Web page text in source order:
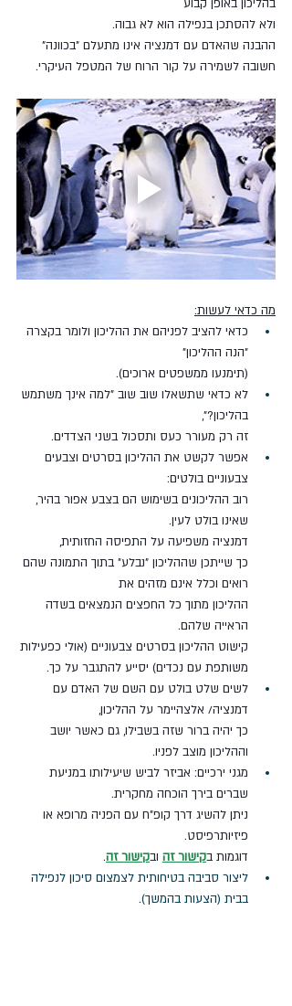
בהליכון באופן קבוע
ולא להסתכן בנפילה הוא לא גבוה.
ההבנה שהאדם עם דמנציה אינו מתעלם "בכוונה"
חשובה לשמירה על קור הרוח של המטפל העיקרי.
מה כדאי לעשות:
כדאי להציב לפניהם את ההליכון ולומר בקצרה
"הנה ההליכון"
(תימנעו ממשפטים ארוכים).
לא כדאי שתשאלו שוב שוב "למה אינך משתמש
בהליכון?",
זה רק מעורר כעס ותסכול בשני הצדדים.
אפשר לקשט את ההליכון בסרטים וצבעים
צבעוניים בולטים:
רוב ההליכונים בשימוש הם בצבע אפור בהיר,
שאינו בולט לעין.
דמנציה משפיעה על התפיסה החזותית,
כך שייתכן שההליכון "נבלע" בתוך התמונה שהם
רואים וכלל אינם מזהים את
ההליכון מתוך כל החפצים הנמצאים בשדה
הראייה שלהם.
קישוט ההליכון בסרטים צבעוניים (אולי כפעילות
משותפת עם נכדים) יסייע להתגבר על כך.
לשים שלט בולט עם השם של האדם עם
דמנציה/ אלצהיימר על ההליכון,
כך יהיה ברור שזה בשבילו, גם כאשר יושב
וההליכון מוצב לפניו.
מגני ירכיים: אביזר לביש שיעילותו במניעת
שברים בירך הוכחה מחקרית.
ניתן להשיג דרך קופ"ח עם הפניה מרופא או
פיזיותרפיסט.
דוגמות בקישור זה ובקישור זה.
ליצור סביבה בטיחותית לצמצום סיכון לנפילה
בבית (הצעות בהמשך).